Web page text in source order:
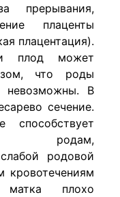
прерывания,
плаценты
плацентация).
плод может
что роды
невозможны. В
сечение.
способствует
родам,
родовой
кровотечениям
плохо